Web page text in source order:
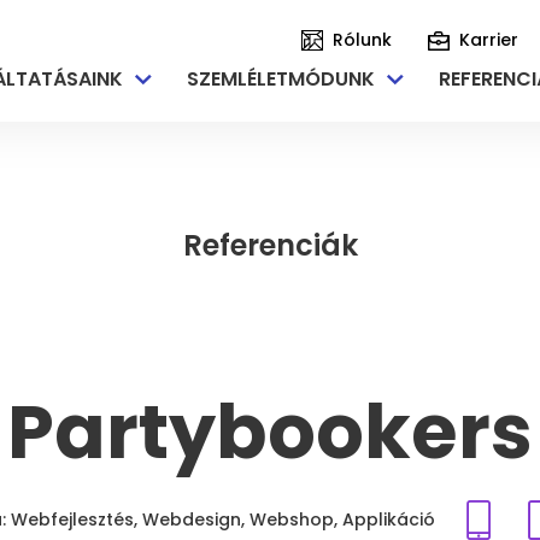
SZEMLÉLETMÓDUNK
Rólunk Karrier
Referenciák
Partybookers
Webfejlesztés, Webdesign, Webshop, Applikáció